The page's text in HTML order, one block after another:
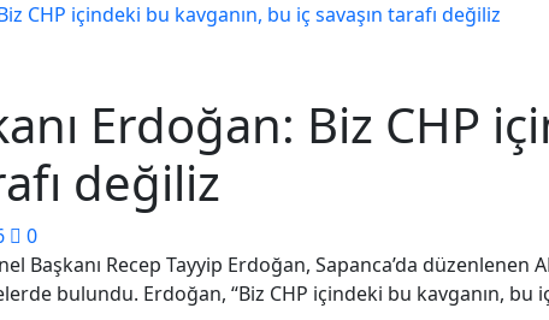
CHP içindeki bu kavganın, bu iç savaşın tarafı değiliz
Erdoğan: Biz CHP
değiliz
0
Başkanı Recep Tayyip Erdoğan, Sapanca’da düzenlenen
bulundu. Erdoğan, “Biz CHP içindeki bu kavganın, bu